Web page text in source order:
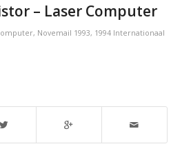
– Laser Computer
, Novemail 1993, 1994 Internationaal